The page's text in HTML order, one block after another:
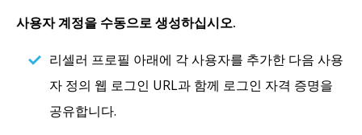
사용자 계정을 수동으로 생성하십시오.
리셀러 프로필 아래에 각 사용자를 추가한 다음 사용
자 정의 웹 로그인 URL과 함께 로그인 자격 증명을
공유합니다.